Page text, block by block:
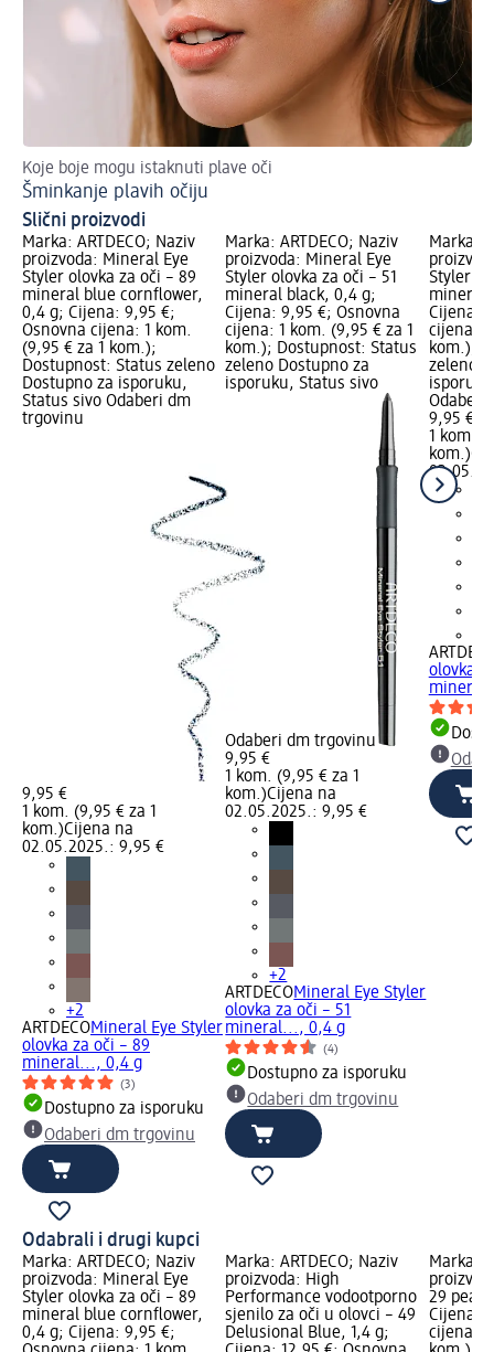
Koje boje mogu istaknuti plave oči
Šminkanje plavih očiju
Slični proizvodi
Marka: ARTDECO; Naziv
proizvoda: Mineral Eye
Styler olovka za oči – 89
mineral blue cornflower,
0,4 g; Cijena: 9,95 €;
Osnovna cijena: 1 kom.
(9,95 € za 1 kom.);
Dostupnost: Status zeleno
Dostupno za isporuku,
Status sivo Odaberi dm
trgovinu
9,95 €
1 kom. (9,95 € za 1
kom.)Cijena na
02.05.2025.: 9,95 €
+2
ARTDECOMineral Eye Styler
olovka za oči – 89
mineral..., 0,4 g
(3)
Dostupno za isporuku
Odaberi dm trgovinu
Marka: ARTDECO; Naziv
proizvoda: Mineral Eye
Styler olovka za oči – 51
mineral black, 0,4 g;
Cijena: 9,95 €; Osnovna
cijena: 1 kom. (9,95 € za 1
kom.); Dostupnost: Status
zeleno Dostupno za
isporuku, Status sivo
Odaberi dm trgovinu
9,95 €
1 kom. (9,95 € za 1
kom.)Cijena na
02.05.2025.: 9,95 €
+2
ARTDECOMineral Eye Styler
olovka za oči – 51
mineral..., 0,4 g
(4)
Dostupno za isporuku
Odaberi dm trgovinu
Marka:
Styler
mineral
Cijena:
cijena: 1
kom.);
zeleno
Odaberi
9,95 €
1 kom.
kom.)
olovka
Odabrali i drugi kupci
Marka: ARTDECO; Naziv
proizvoda: Mineral Eye
Styler olovka za oči – 89
mineral blue cornflower,
0,4 g; Cijena: 9,95 €;
Marka: ARTDECO; Naziv
proizvoda: High
Performance vodootporno
sjenilo za oči u olovci – 49
Delusional Blue, 1,4 g;
Marka:
29
Cijena:
cijena: 1